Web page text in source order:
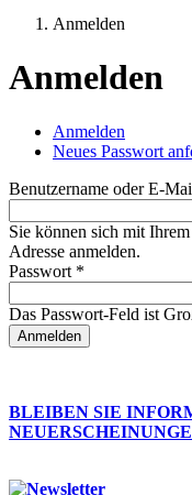
Anmelden
Anmelden
Haupt-Reiter
Anmelden
Neues Passwort
Benutzername oder E-
Sie können sich mit
Adresse anmelden.
Passwort *
Das Passwort-Feld ist
BLEIBEN SIE